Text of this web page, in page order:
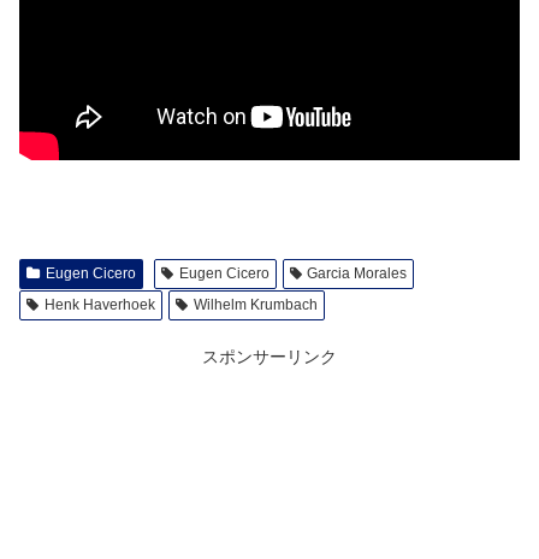
Eugen Cicero Eugen Cicero
Garcia Morales
Henk Haverhoek
Wilhelm Krumbach
スポンサーリンク